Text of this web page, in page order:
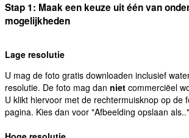
Stap 1: Maak een keuze uit één van
mogelijkheden
Lage resolutie
U mag de foto gratis downloaden inclusief
resolutie. De foto mag dan niet commerciëel
U klikt hiervoor met de rechtermuisknop op de
pagina. Kies dan voor "Afbeelding opslaan